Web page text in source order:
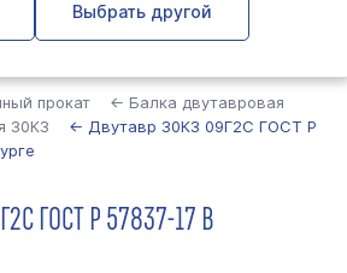
Выбрать другой
прокат
← Балка двутавровая
30К3
← Двутавр 30К3 09Г2С ГОСТ Р
ГОСТ Р 57837-17 В